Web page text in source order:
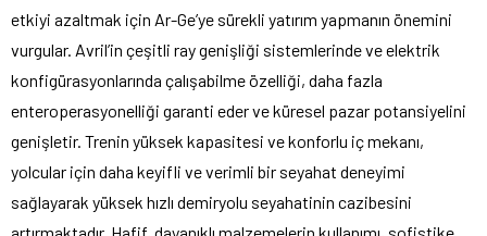
etkiyi azaltmak için Ar-Ge’ye sürekli yatırım yapmanın önemini
vurgular. Avril’in çeşitli ray genişliği sistemlerinde ve elektrik
konfigürasyonlarında çalışabilme özelliği, daha fazla
enteroperasyonelliği garanti eder ve küresel pazar potansiyelini
genişletir. Trenin yüksek kapasitesi ve konforlu iç mekanı,
yolcular için daha keyifli ve verimli bir seyahat deneyimi
sağlayarak yüksek hızlı demiryolu seyahatinin cazibesini